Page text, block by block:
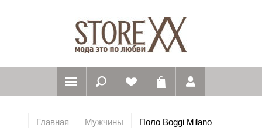
Главная Мужчины Поло Boggi Milano